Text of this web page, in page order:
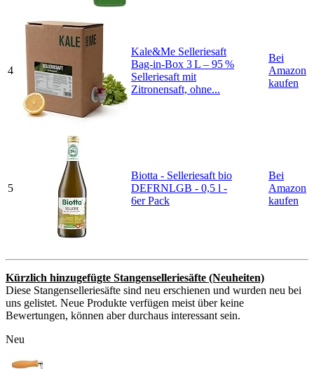
4
Kale&Me Selleriesaft
Bag-in-Box 3 L – 95 %
Selleriesaft mit
Zitronensaft, ohne...
Bei
Amazon
kaufen
5
Biotta - Selleriesaft bio
DEFRNLGB - 0,5 l -
6er Pack
Bei
Amazon
kaufen
Kürzlich hinzugefügte Stangenselleriesäfte (Neuheiten)
Diese Stangenselleriesäfte sind neu erschienen und wurden neu bei
uns gelistet. Neue Produkte verfügen meist über keine
Bewertungen, können aber durchaus interessant sein.
Neu